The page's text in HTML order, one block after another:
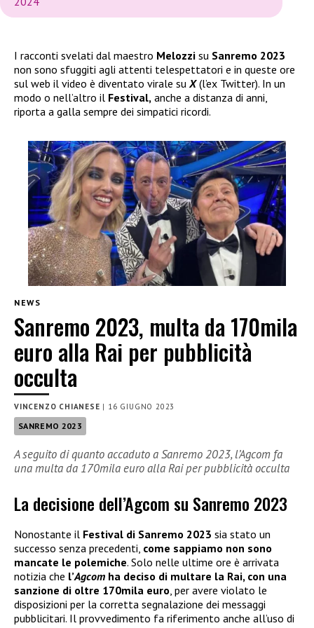
I racconti svelati dal maestro Melozzi su Sanremo 2023
non sono sfuggiti agli attenti telespettatori e in queste ore
sul web il video è diventato virale su X(l’ex Twitter). In un
modo o nell’altro il Festival, anche a distanza di anni,
riporta a galla sempre dei simpatici ricordi.
NEWS
Sanremo 2023, multa da 170mila
euro alla Rai per pubblicità
occulta
VINCENZO CHIANESE | 16 GIUGNO 2023
SANREMO 2023
A seguito di quanto accaduto a Sanremo 2023, l’Agcom fa
una multa da 170mila euro alla Rai per pubblicità occulta
La decisione dell’Agcom su Sanremo 2023
Nonostante il Festival di Sanremo 2023 sia stato un
successo senza precedenti, come sappiamo non sono
mancate le polemiche. Solo nelle ultime ore è arrivata
notizia che l’Agcom ha deciso di multare la Rai, con una
sanzione di oltre 170mila euro, per avere violato le
disposizioni per la corretta segnalazione dei messaggi
pubblicitari. Il provvedimento fa riferimento anche all’uso di